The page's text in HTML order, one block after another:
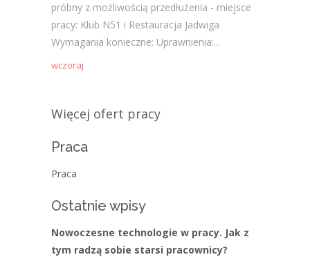
próbny z możliwością przedłużenia - miejsce
pracy: Klub N51 i Restauracja Jadwiga
Wymagania konieczne: Uprawnienia:...
wczoraj
Więcej ofert pracy
Praca
Praca
Ostatnie wpisy
Nowoczesne technologie w pracy. Jak z
tym radzą sobie starsi pracownicy?